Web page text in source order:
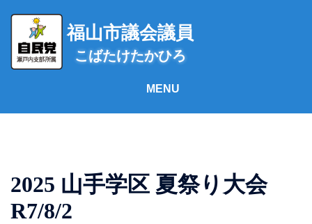
ス
福山市議会議員
こばたけたかひろ
2025 山手学区 夏祭り大会
R7/8/2